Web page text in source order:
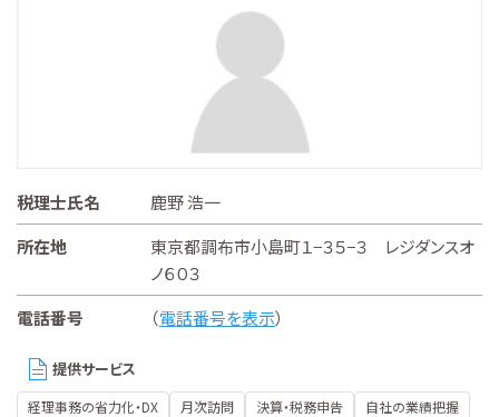
税理士氏名
鹿野 浩一
所在地
東京都調布市小島町１−３５−３ レジダンスオ
ノ６０３
電話番号
（電話番号を表示）
提供サービス
経理事務の省力化・DX 月次訪問 決算・税務申告
自社の業績把握